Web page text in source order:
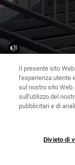
Il presente sito
l'esperienza utente
sul nostro sito
sull'utilizzo del
pubblicitari e di
Divieto di